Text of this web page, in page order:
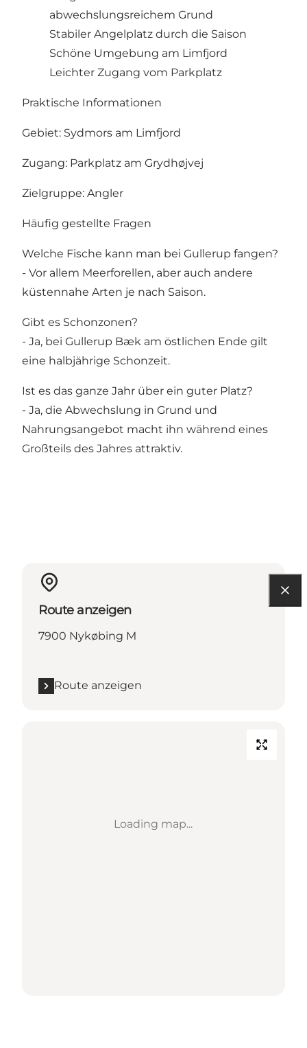
abwechslungsreichem Grund
Stabiler Angelplatz durch die Saison
Schöne Umgebung am Limfjord
Leichter Zugang vom Parkplatz
Praktische Informationen
Gebiet: Sydmors am Limfjord
Zugang: Parkplatz am Grydhøjvej
Zielgruppe: Angler
Häufig gestellte Fragen
Welche Fische kann man bei Gullerup fangen?
- Vor allem Meerforellen, aber auch andere
küstennahe Arten je nach Saison.
Gibt es Schonzonen?
- Ja, bei Gullerup Bæk am östlichen Ende gilt
eine halbjährige Schonzeit.
Ist es das ganze Jahr über ein guter Platz?
- Ja, die Abwechslung in Grund und
Nahrungsangebot macht ihn während eines
Großteils des Jahres attraktiv.
Route anzeigen
7900 Nykøbing M
Route anzeigen
Loading map...